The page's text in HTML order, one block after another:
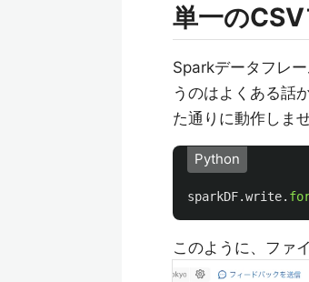
単一の
Sparkデータフレ
うのはよくある話
た通りに動作しま
Python
sparkDF.write.
このように、ファ